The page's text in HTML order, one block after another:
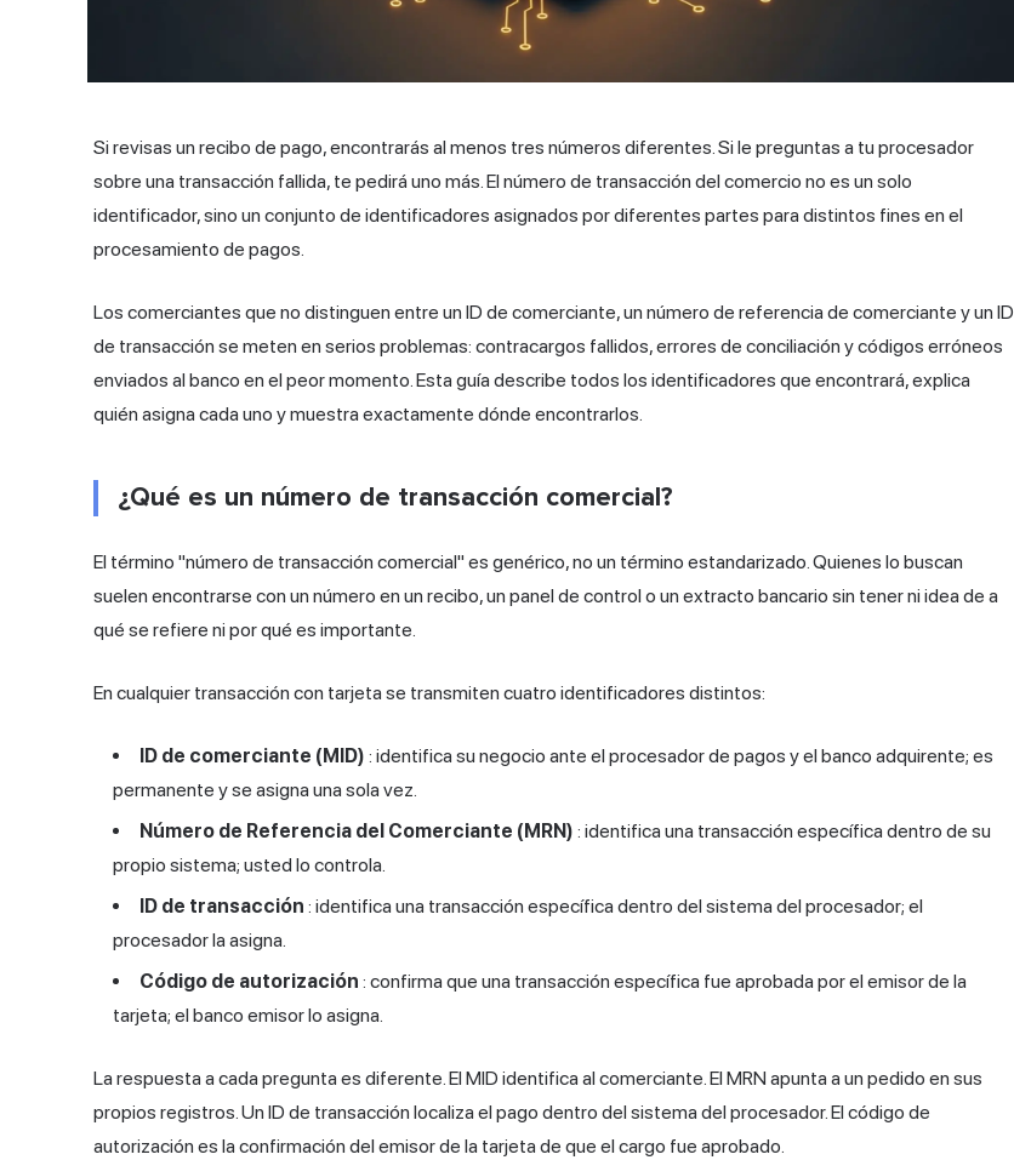
Si revisas un recibo de pago, encontrarás al menos tres números diferentes. Si le preguntas a tu procesador
sobre una transacción fallida, te pedirá uno más. El número de transacción del comercio no es un solo
identificador, sino un conjunto de identificadores asignados por diferentes partes para distintos fines en el
procesamiento de pagos.
Los comerciantes que no distinguen entre un ID de comerciante, un número de referencia de comerciante y un ID
de transacción se meten en serios problemas: contracargos fallidos, errores de conciliación y códigos erróneos
enviados al banco en el peor momento. Esta guía describe todos los identificadores que encontrará, explica
quién asigna cada uno y muestra exactamente dónde encontrarlos.
¿Qué es un número de transacción comercial?
El término "número de transacción comercial" es genérico, no un término estandarizado. Quienes lo buscan
suelen encontrarse con un número en un recibo, un panel de control o un extracto bancario sin tener ni idea de a
qué se refiere ni por qué es importante.
En cualquier transacción con tarjeta se transmiten cuatro identificadores distintos:
ID de comerciante (MID) : identifica su negocio ante el procesador de pagos y el banco adquirente; es
permanente y se asigna una sola vez.
Número de Referencia del Comerciante (MRN) : identifica una transacción específica dentro de su
propio sistema; usted lo controla.
ID de transacción : identifica una transacción específica dentro del sistema del procesador; el
procesador la asigna.
Código de autorización : confirma que una transacción específica fue aprobada por el emisor de la
tarjeta; el banco emisor lo asigna.
La respuesta a cada pregunta es diferente. El MID identifica al comerciante. El MRN apunta a un pedido en sus
propios registros. Un ID de transacción localiza el pago dentro del sistema del procesador. El código de
autorización es la confirmación del emisor de la tarjeta de que el cargo fue aprobado.